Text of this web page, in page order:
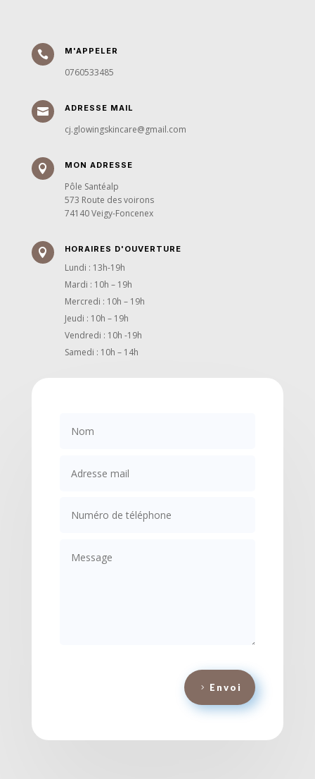
 M'APPELER
0760533485
 ADRESSE MAIL
cj.glowingskincare@gmail.com
 MON ADRESSE
Pôle Santéalp
573 Route des voirons
74140 Veigy-Foncenex
 HORAIRES D'OUVERTURE
Lundi : 13h-19h
Mardi : 10h – 19h
Mercredi : 10h – 19h
Jeudi : 10h – 19h
Vendredi : 10h -19h
Samedi : 10h – 14h
Envoi